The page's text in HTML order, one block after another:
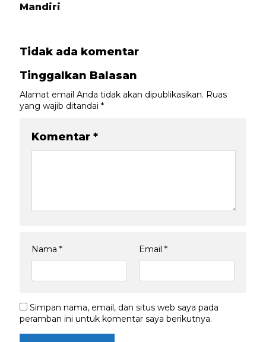
Mandiri
Tidak ada komentar
Tinggalkan Balasan
Alamat email Anda tidak akan dipublikasikan. Ruas
yang wajib ditandai *
Komentar *
Nama * Email *
Simpan nama, email, dan situs web saya pada
peramban ini untuk komentar saya berikutnya.